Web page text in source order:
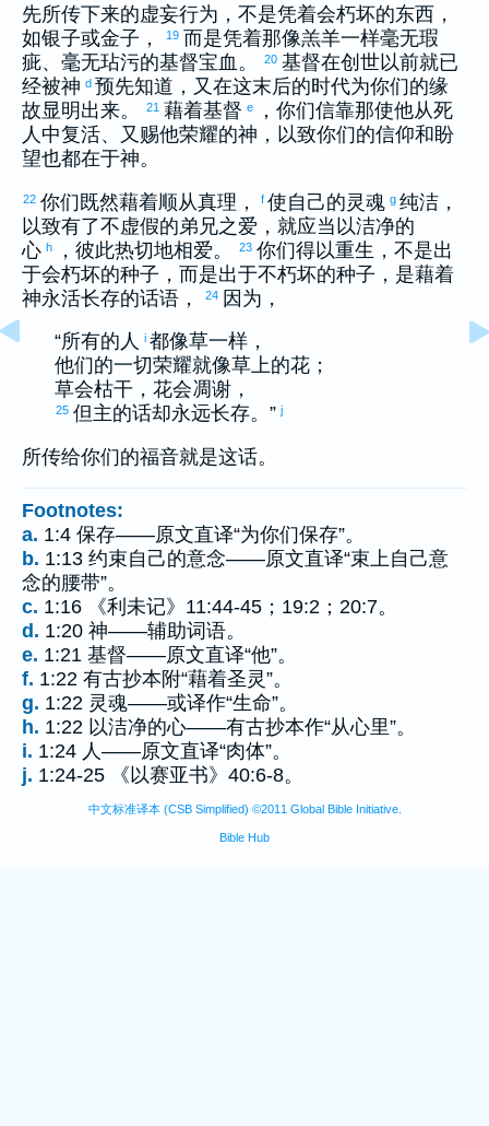
先所传下来的虚妄行为，不是凭着会朽坏的东西，
如银子或金子，
19 而是凭着那像羔羊一样毫无瑕
疵、毫无玷污的基督宝血。
20 基督在创世以前就已
经被神 d 预先知道，又在这末后的时代为你们的缘
故显明出来。
21 藉着基督 e
，你们信靠那使他从死
人中复活、又赐他荣耀的神，以致你们的信仰和盼
望也都在于神。
22 你们既然藉着顺从真理， f 使自己的灵魂 g 纯洁，
以致有了不虚假的弟兄之爱，就应当以洁净的
心 h ，彼此热切地相爱。 23 你们得以重生，不是出
于会朽坏的种子，而是出于不朽坏的种子，是藉着
神永活长存的话语，
24 因为，
“所有的人 i 都像草一样，
他们的一切荣耀就像草上的花；
草会枯干，花会凋谢，
25 但主的话却永远长存。” j
所传给你们的福音就是这话。
Footnotes:
a. 1:4 保存——原文直译“为你们保存”。
b. 1:13 约束自己的意念——原文直译“束上自己意
念的腰带”。
c. 1:16 《利未记》11:44-45；19:2；20:7。
d. 1:20 神——辅助词语。
e. 1:21 基督——原文直译“他”。
f. 1:22 有古抄本附“藉着圣灵”。
g. 1:22 灵魂——或译作“生命”。
h. 1:22 以洁净的心——有古抄本作“从心里”。
i. 1:24 人——原文直译“肉体”。
j. 1:24-25 《以赛亚书》40:6-8。
中文标准译本 (CSB Simplified) ©2011 Global Bible Initiative.
Bible Hub